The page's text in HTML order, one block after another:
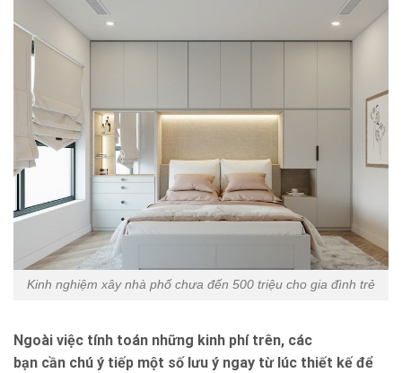
Kinh nghiệm xây nhà phố chưa đến 500 triệu cho gia đình trẻ
Ngoài việc tính toán những kinh phí trên, các
bạn cần chú ý tiếp một số lưu ý ngay từ lúc thiết kế để